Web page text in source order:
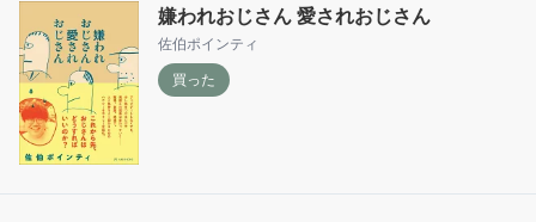
嫌われおじさん 愛されおじさん
佐伯ポインティ
買った